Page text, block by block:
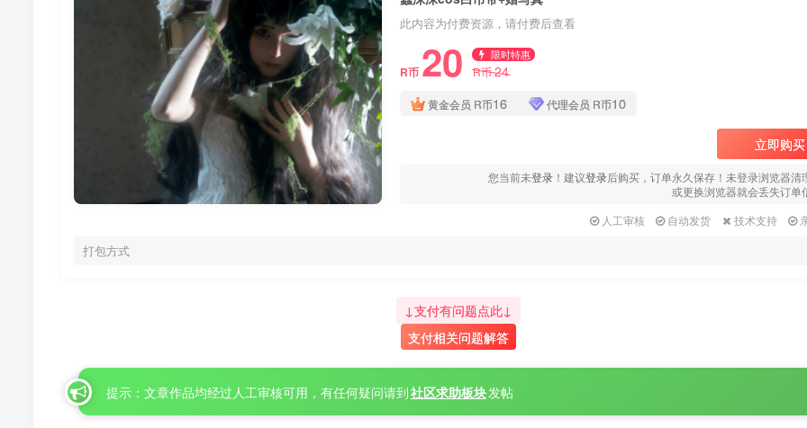
此内容为付费资源，请付费后查看
R币 20 限时特惠
R币24
黄金会员 R币16 代理会员 R币10
立即购买
您当前未登录 ！建议登录后购买，订单永久保存！未登录浏览器清
或更换浏览器就会丢失订单
人工审核
自动发货 技术支持
打包方式
↓支付有问题点此↓
支付相关问题解答
提示：文章作品均经过人工审核可用，有任何疑问请到社区求助板块发帖